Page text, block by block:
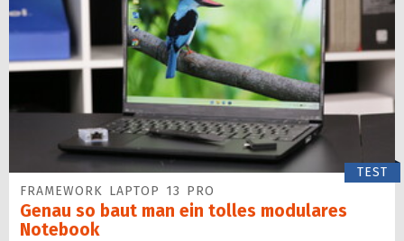
TEST
FRAMEWORK LAPTOP 13 PRO
Genau so baut man ein tolles modulares
Notebook